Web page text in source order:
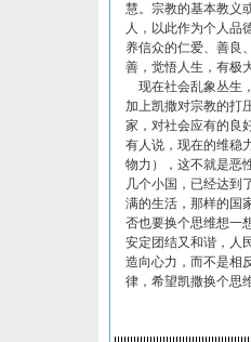
慧。宗教的基本教义
人，以此作为个人品
养信众的仁爱、善良
善，觉悟人生，有极
现在社会乱象丛生
加上凯撒对宗教的打
家，对社会应有的良
有人说，现在的维稳
物力），这不就是恶
几个小国，已经达到
满的生活，那样的国
否也要换个思维想一
安定团结又和谐，人
造向心力，而不是相
律，希望凯撒换个思